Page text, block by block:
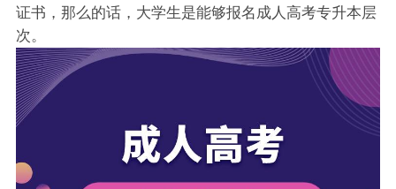
证书，那么的话，大学生是能够报名成人高考专升本层
次。